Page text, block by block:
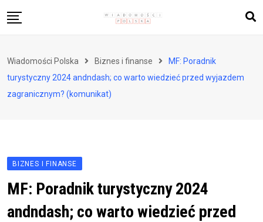
to
Zdrowie i styl życia
Polityka i społeczeństwo
Wiadomości Polska Biznes i finanse
MF: Poradnik
turystyczny 2024 andndash; co warto wiedzieć przed wyjazdem
zagranicznym? (komunikat)
BIZNES I FINANSE
MF: Poradnik turystyczny 2024
andndash; co warto wiedzieć przed